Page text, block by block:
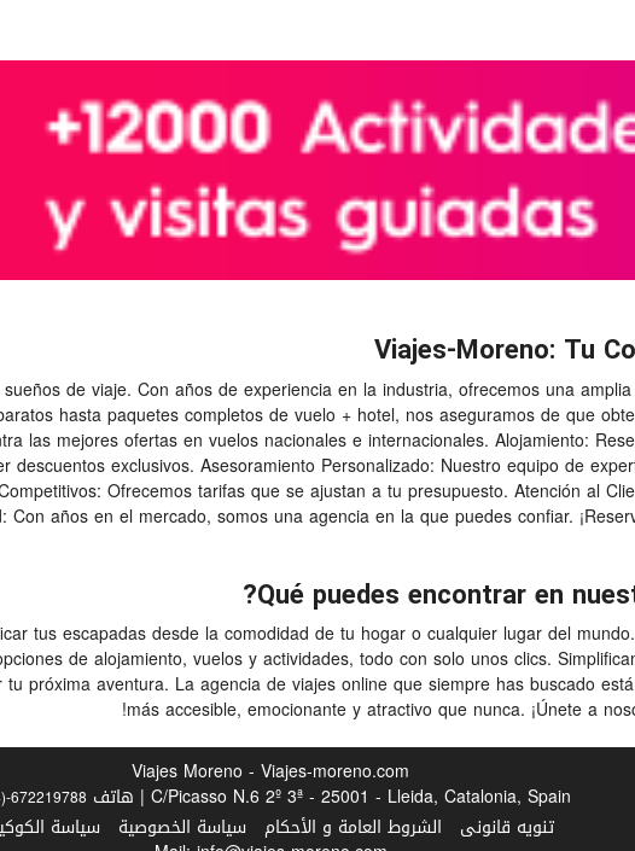
Viajes-Moreno: Tu
de viaje. Con años de experiencia en la industria, ofrecemos una
hasta paquetes completos de vuelo + hotel, nos aseguramos de que
las mejores ofertas en vuelos nacionales e internacionales. Alojamiento:
exclusivos. Asesoramiento Personalizado: Nuestro equipo de
Ofrecemos tarifas que se ajustan a tu presupuesto. Atención al
años en el mercado, somos una agencia en la que puedes confiar.
tus escapadas desde la comodidad de tu hogar o cualquier lugar del
de alojamiento, vuelos y actividades, todo con solo unos clics.
próxima aventura. La agencia de viajes online que siempre has buscado
más accesible, emocionante y atractivo que nunca. ¡Únete a
Viajes Moreno - Viajes-moreno.com
C/Picasso N.6 2º 3ª - 25001 - Lleida, Catalonia, Spain | هاتف 672219788
تنويه قانونى الشروط العامة و الأحكام سياسة الخصوصية سياسة